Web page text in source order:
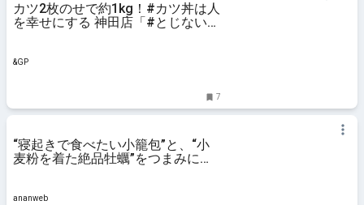
カツ2枚のせで約1kg！#カツ丼は人
を幸せにする 神田店「#とじないカ
&GP
7
“寝起きで食べたい小籠包”と、“小
麦粉を着た絶品牡蠣”をつまみに、
ananweb